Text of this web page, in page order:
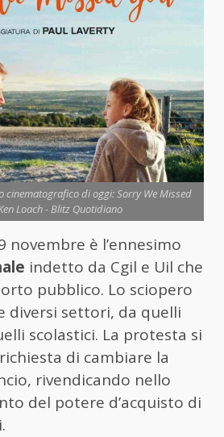
cinematografico di oggi: Sorry We Missed
Loach - Blitz Quotidiano
novembre è l’ennesimo
indetto da Cgil e Uil che
pubblico. Lo sciopero
diversi settori, da quelli
scolastici. La protesta si
di cambiare la
rivendicando nello
del potere d’acquisto di